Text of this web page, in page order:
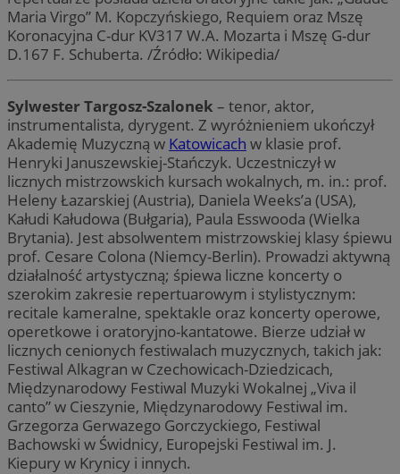
Maria Virgo” M. Kopczyńskiego, Requiem oraz Mszę
Koronacyjna C-dur KV317 W.A. Mozarta i Mszę G-dur
D.167 F. Schuberta. /Źródło: Wikipedia/
Sylwester Targosz-Szalonek – tenor, aktor,
instrumentalista, dyrygent. Z wyróżnieniem ukończył
Akademię Muzyczną w Katowicach w klasie prof.
Henryki Januszewskiej-Stańczyk. Uczestniczył w
licznych mistrzowskich kursach wokalnych, m. in.: prof.
Heleny Łazarskiej (Austria), Daniela Weeks’a (USA),
Kałudi Kałudowa (Bułgaria), Paula Esswooda (Wielka
Brytania). Jest absolwentem mistrzowskiej klasy śpiewu
prof. Cesare Colona (Niemcy-Berlin). Prowadzi aktywną
działalność artystyczną; śpiewa liczne koncerty o
szerokim zakresie repertuarowym i stylistycznym:
recitale kameralne, spektakle oraz koncerty operowe,
operetkowe i oratoryjno-kantatowe. Bierze udział w
licznych cenionych festiwalach muzycznych, takich jak:
Festiwal Alkagran w Czechowicach-Dziedzicach,
Międzynarodowy Festiwal Muzyki Wokalnej „Viva il
canto” w Cieszynie, Międzynarodowy Festiwal im.
Grzegorza Gerwazego Gorczyckiego, Festiwal
Bachowski w Świdnicy, Europejski Festiwal im. J.
Kiepury w Krynicy i innych.